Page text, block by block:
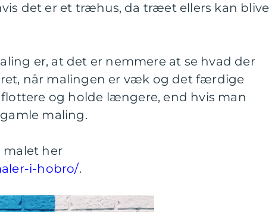
det er et træhus, da træet ellers kan blive
er, at det er nemmere at se hvad der
når malingen er væk og det færdige
og holde længere, end hvis man
maling.
malet her
i-hobro/.